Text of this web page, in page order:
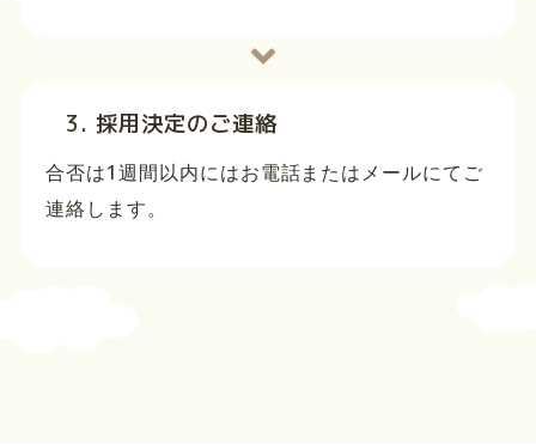
3. 採用決定のご連絡
合否は1週間以内にはお電話またはメールにてご
連絡します。